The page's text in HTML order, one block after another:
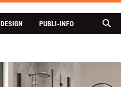
DESIGN PUBLI-INFO